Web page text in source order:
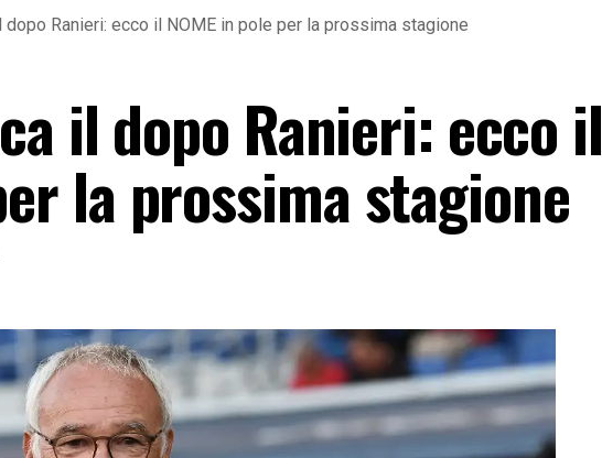
dopo Ranieri: ecco il NOME in pole per la prossima stagione
il dopo Ranieri: ecco il
la prossima stagione